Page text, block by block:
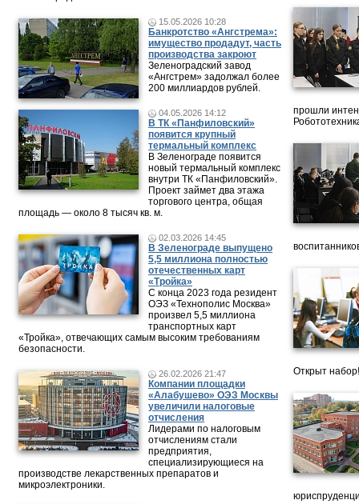
15.05.2026 10:28
Банкротство «Ангстрема»:
имущество продадут, часть
производства закроют
Зеленоградский завод
«Ангстрем» задолжал более
200 миллиардов рублей.
04.05.2026 14:12
В ТК «Панфиловский»
появится крупный
термальный комплекс
В Зеленограде появится
новый термальный комплекс
внутри ТК «Панфиловский».
Проект займет два этажа
торгового центра, общая
площадь — около 8 тысяч кв. м.
02.03.2026 14:45
В Зеленограде выпущено
5,5 миллиона полностью
отечественных карт
«Тройка»
C конца 2023 года резидент
ОЭЗ «Технополис Москва»
произвел 5,5 миллиона
транспортных карт
«Тройка», отвечающих самым высоким требованиям
безопасности.
26.02.2026 21:47
Компании площадки
«Алабушево» ОЭЗ Москвы
увеличили налоговые
отчисления
Лидерами по налоговым
отчислениям стали
предприятия,
специализирующиеся на
производстве лекарственных препаратов и
микроэлектроники.
прошли
Открыт набор!